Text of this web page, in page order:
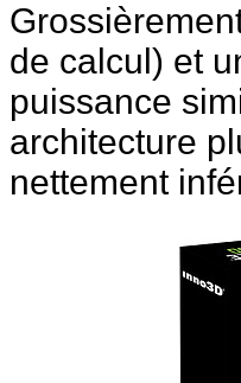
de calcul) et
puissance
architecture
nettement